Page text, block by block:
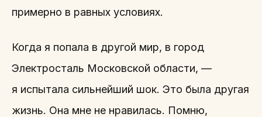
примерно в равных условиях.
Когда я попала в другой мир, в город
Электросталь Московской области, —
я испытала сильнейший шок. Это была другая
жизнь. Она мне не нравилась. Помню,